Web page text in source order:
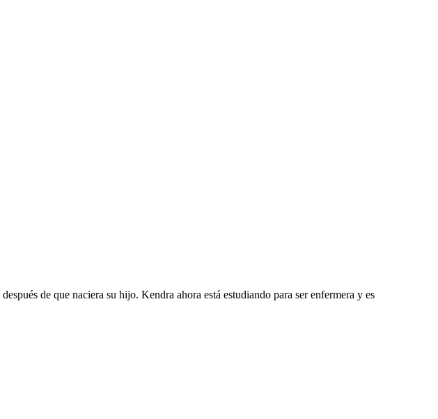
de que naciera su hijo. Kendra ahora está estudiando para ser enfermera y es